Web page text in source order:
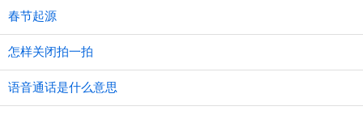
春节起源
怎样关闭拍一拍
语音通话是什么意思